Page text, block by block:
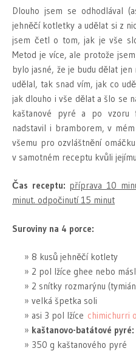
Dlouho jsem se odhodlával
jehněčí kotletky a udělat si z
jsem četl o tom, jak je vše
Metod je více, ale protože
bylo jasné, že je budu dělat
udělal, tak snad vím, jak co
jak dlouho i vše dělat a šlo se
kaštanové pyré a po vzoru
nadstavil i bramborem, v
všemu pro ozvláštnění omáčku
v samotném receptu kvůli
Čas receptu: příprava 10
minut. odpočinutí 15 minut
Suroviny na 4 porce:
8 kusů jehněčí kotlety
2 pol lžíce ghee nebo
2 snítky rozmarýnu
velká špetka soli
asi 3 pol lžíce chimichurri
kaštanovo-batátové pyré:
350 g kaštanového pyré